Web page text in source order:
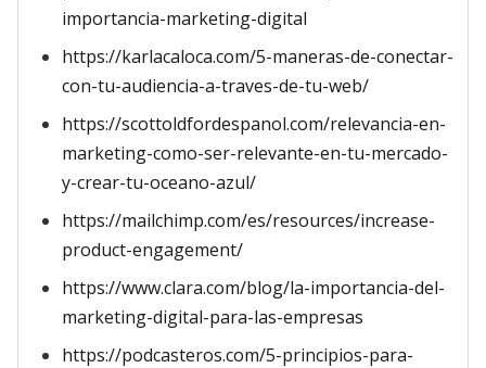
importancia-marketing-digital
https://karlacaloca.com/5-maneras-de-conectar-
con-tu-audiencia-a-traves-de-tu-web/
https://scottoldfordespanol.com/relevancia-en-
marketing-como-ser-relevante-en-tu-mercado-
y-crear-tu-oceano-azul/
https://mailchimp.com/es/resources/increase-
product-engagement/
https://www.clara.com/blog/la-importancia-del-
marketing-digital-para-las-empresas
https://podcasteros.com/5-principios-para-